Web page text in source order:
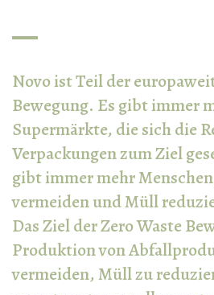
Novo ist Teil der
Bewegung. Es gibt immer
Supermärkte, die sich die
Verpackungen zum Ziel
gibt immer mehr
vermeiden und Müll
Das Ziel der Zero Waste
Produktion von
vermeiden, Müll zu